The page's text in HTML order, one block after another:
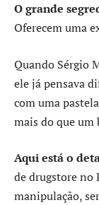
O grande
Oferecem uma
Quando Sérgio
ele já pensava
com uma
mais do que
Aqui está o
de drugstore no
manipulação,